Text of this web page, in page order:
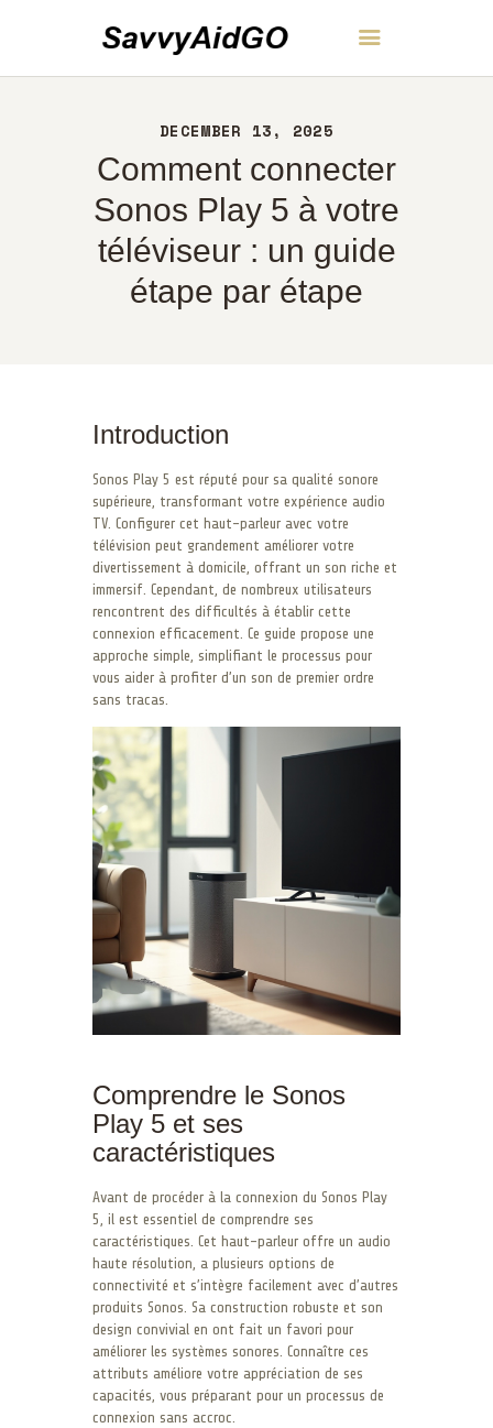
DECEMBER 13, 2025
Comment connecter
Sonos Play 5 à votre
téléviseur : un guide
étape par étape
SavvyAidGO
ACCUEIL
À PROPOS
CONTACT
POLITIQUE
FRANÇAIS
Introduction
Sonos Play 5 est réputé pour sa qualité sonore
supérieure, transformant votre expérience audio
TV. Configurer cet haut-parleur avec votre
télévision peut grandement améliorer votre
divertissement à domicile, offrant un son riche et
immersif. Cependant, de nombreux utilisateurs
rencontrent des difficultés à établir cette
connexion efficacement. Ce guide propose une
approche simple, simplifiant le processus pour
vous aider à profiter d’un son de premier ordre
sans tracas.
Comprendre le Sonos
Play 5 et ses
caractéristiques
Avant de procéder à la connexion du Sonos Play
5, il est essentiel de comprendre ses
caractéristiques. Cet haut-parleur offre un audio
haute résolution, a plusieurs options de
connectivité et s’intègre facilement avec d’autres
produits Sonos. Sa construction robuste et son
design convivial en ont fait un favori pour
améliorer les systèmes sonores. Connaître ces
attributs améliore votre appréciation de ses
capacités, vous préparant pour un processus de
connexion sans accroc.